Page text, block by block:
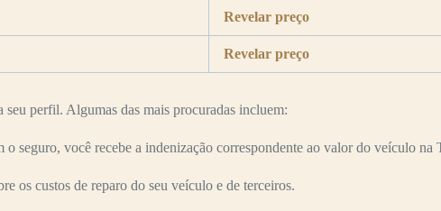
Revelar preço
Revelar preço
perfil. Algumas das mais procuradas incluem:
você recebe a indenização correspondente ao valor do veículo na
os custos de reparo do seu veículo e de terceiros.